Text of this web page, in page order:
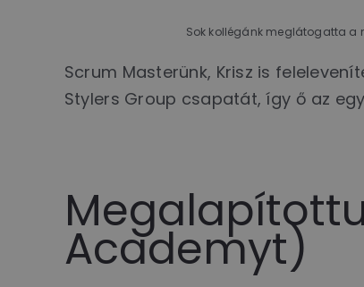
Sok kollégánk meglátogatta a
Scrum Masterünk, Krisz is
Stylers Group csapatát, így ő az
Academyt)